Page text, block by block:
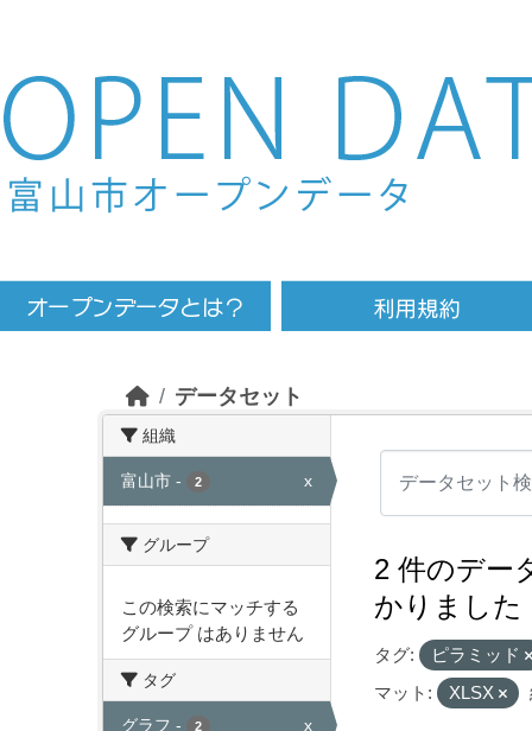
Skip to main content
データセット
組織
富山市 - 2 x
グループ
この検索にマッチする
グループ はありません
タグ
グラフ - 2 x
2 件のデー
かりました
タグ:
ピラミッド
マット:
XLSX